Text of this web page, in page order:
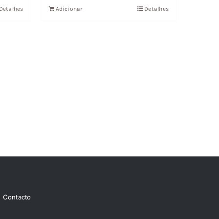
Detalhes
27,28 €.
Adicionar Detalhes
Contacto